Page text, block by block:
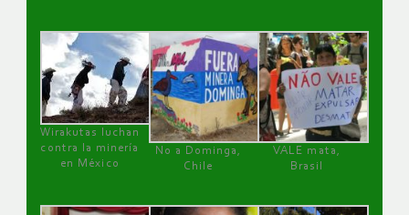
Wirakutas luchan
contra la minería
en México
No a Dominga,
Chile
VALE mata,
Brasil